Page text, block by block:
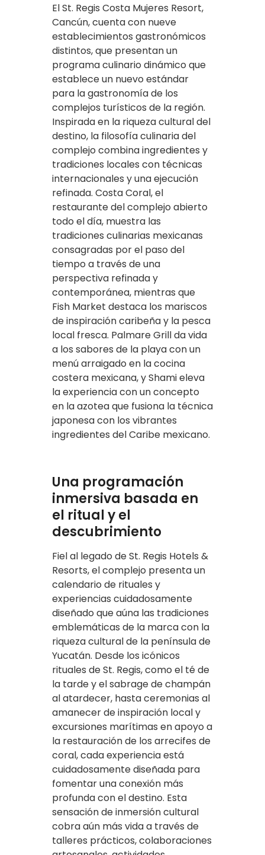
El St. Regis Costa Mujeres Resort,
Cancún, cuenta con nueve
establecimientos gastronómicos
distintos, que presentan un
programa culinario dinámico que
establece un nuevo estándar
para la gastronomía de los
complejos turísticos de la región.
Inspirada en la riqueza cultural del
destino, la filosofía culinaria del
complejo combina ingredientes y
tradiciones locales con técnicas
internacionales y una ejecución
refinada. Costa Coral, el
restaurante del complejo abierto
todo el día, muestra las
tradiciones culinarias mexicanas
consagradas por el paso del
tiempo a través de una
perspectiva refinada y
contemporánea, mientras que
Fish Market destaca los mariscos
de inspiración caribeña y la pesca
local fresca. Palmare Grill da vida
a los sabores de la playa con un
menú arraigado en la cocina
costera mexicana, y Shami eleva
la experiencia con un concepto
en la azotea que fusiona la técnica
japonesa con los vibrantes
ingredientes del Caribe mexicano.
Una programación
inmersiva basada en
el ritual y el
descubrimiento
Fiel al legado de St. Regis Hotels &
Resorts, el complejo presenta un
calendario de rituales y
experiencias cuidadosamente
diseñado que aúna las tradiciones
emblemáticas de la marca con la
riqueza cultural de la península de
Yucatán. Desde los icónicos
rituales de St. Regis, como el té de
la tarde y el sabrage de champán
al atardecer, hasta ceremonias al
amanecer de inspiración local y
excursiones marítimas en apoyo a
la restauración de los arrecifes de
coral, cada experiencia está
cuidadosamente diseñada para
fomentar una conexión más
profunda con el destino. Esta
sensación de inmersión cultural
cobra aún más vida a través de
talleres prácticos, colaboraciones